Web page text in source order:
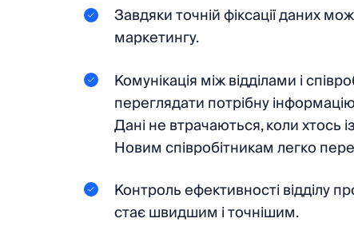
Завдяки точній фіксації даних
маркетингу.
Комунікація між відділами і
переглядати потрібну
Дані не втрачаються, коли хтось
Новим співробітникам легко
Контроль ефективності відділу
стає швидшим і точнішим.